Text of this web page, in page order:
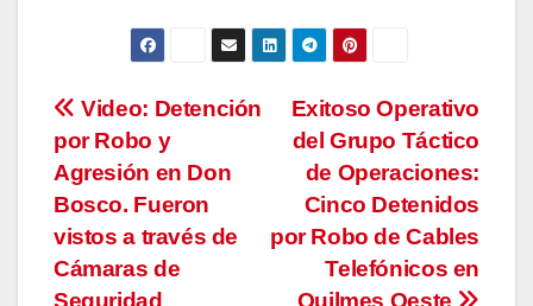
Navegación
de
entradas
Exitoso Operativo
del Grupo Táctico
de Operaciones:
Cinco Detenidos
por Robo de Cables
Telefónicos en
Quilmes Oeste
Video: Detención
por Robo y
Agresión en Don
Bosco. Fueron
vistos a través de
Cámaras de
Seguridad